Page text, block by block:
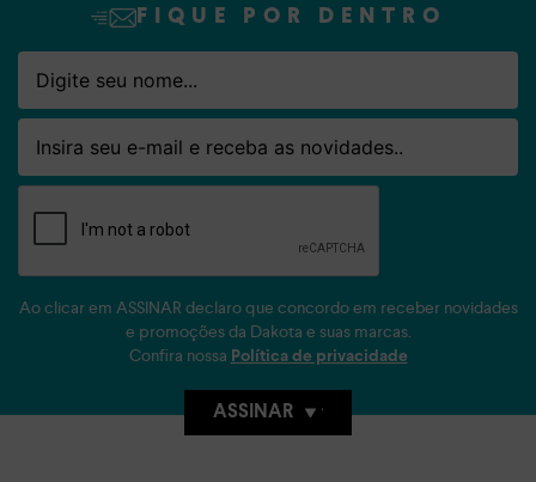
FIQUE POR DENTRO
Nome
Email
Ao clicar em ASSINAR declaro que concordo em receber novidades
e promoções da Dakota e suas marcas.
Confira nossa Política de privacidade
ASSINAR